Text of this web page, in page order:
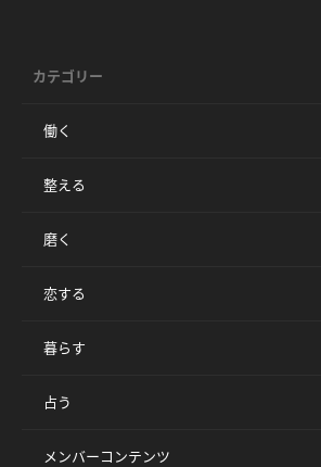
カテゴリー
働く
整える
磨く
恋する
暮らす
占う
メンバーコンテンツ